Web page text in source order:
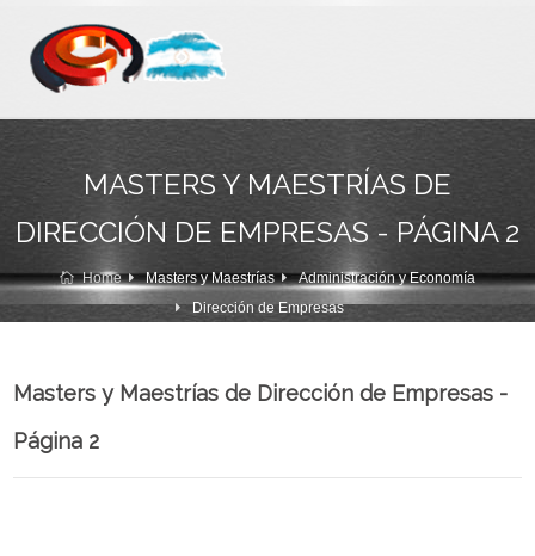
MASTERS Y MAESTRÍAS DE
DIRECCIÓN DE EMPRESAS - PÁGINA 2
Home Masters y Maestrías
Administración y Economía
Dirección de Empresas
Masters y Maestrías de Dirección de Empresas -
Página 2